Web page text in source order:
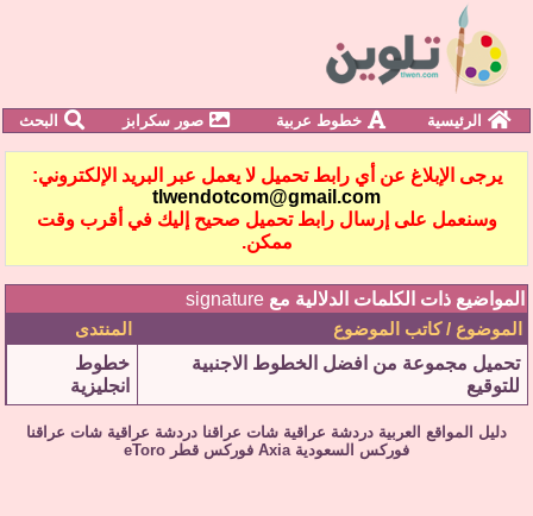
الرئيسية خطوط عربية صور سكرابز البحث
يرجى الإبلاغ عن أي رابط تحميل لا يعمل عبر البريد الإلكتروني:
tlwendotcom@gmail.com
وسنعمل على إرسال رابط تحميل صحيح إليك في أقرب وقت
ممكن.
المواضيع ذات الكلمات الدلالية مع signature
الموضوع / كاتب الموضوع المنتدى
تحميل مجموعة من افضل الخطوط الاجنبية
للتوقيع
خطوط
انجليزية
دليل المواقع العربية دردشة عراقية شات عراقنا دردشة عراقية شات عراقنا
فوركس السعودية Axia فوركس قطر eToro